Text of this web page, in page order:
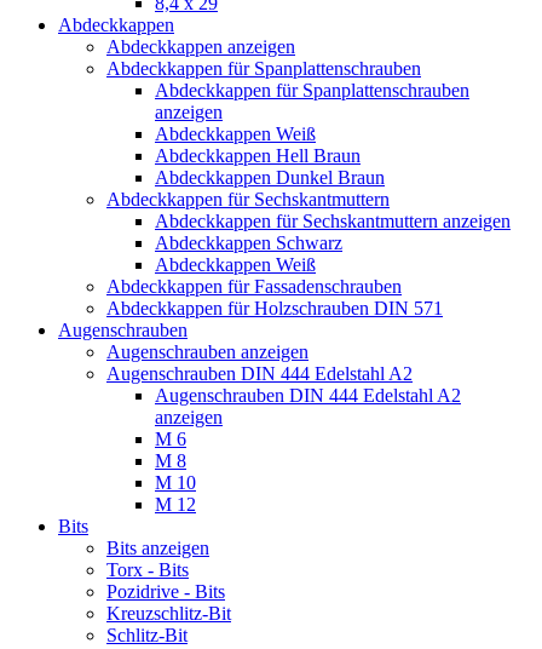
Abdeckkappen
Abdeckkappen anzeigen
Abdeckkappen für Spanplattenschrauben
Abdeckkappen für Spanplattenschrauben
anzeigen
Abdeckkappen Weiß
Abdeckkappen Hell Braun
Abdeckkappen Dunkel Braun
Abdeckkappen für Sechskantmuttern
Abdeckkappen für Sechskantmuttern anzeigen
Abdeckkappen Schwarz
Abdeckkappen Weiß
Abdeckkappen für Fassadenschrauben
Abdeckkappen für Holzschrauben DIN 571
Augenschrauben
Augenschrauben anzeigen
Augenschrauben DIN 444 Edelstahl A2
Augenschrauben DIN 444 Edelstahl A2
anzeigen
M 6
M 8
M 10
M 12
Bits
Bits anzeigen
Torx - Bits
Pozidrive - Bits
Kreuzschlitz-Bit
Schlitz-Bit